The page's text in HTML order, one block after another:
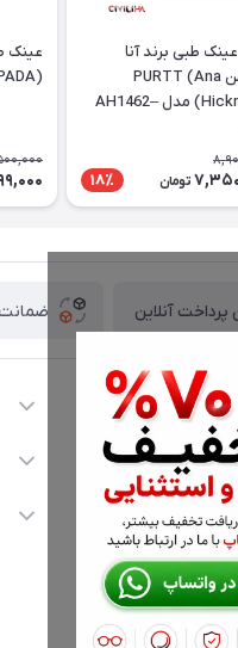
طبی برند آنا
هیکمن PURTT (Ana
Hickmann) مدل AH1462–
تومان 18٪
عینک
(DESPADA) مدل DSC 5077
پرداخت آنلاین ضمانت
کشور